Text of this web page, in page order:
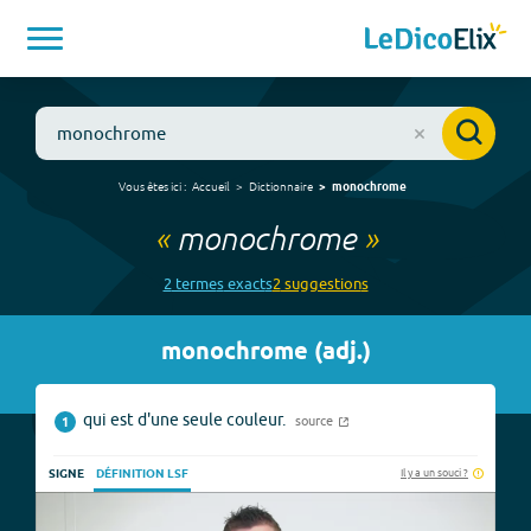
Vous êtes ici : Accueil Dictionnaire monochrome
« monochrome»
2 termesexacts2 suggestions
monochrome (adj.)
1 qui est d'une seule couleur. source
SIGNE DÉFINITION LSF Il y a un souci ?